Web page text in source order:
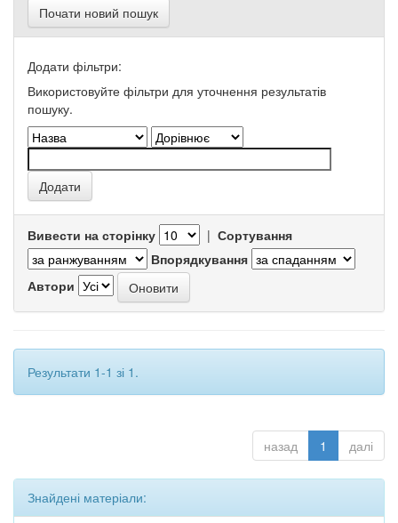
Почати новий пошук
Додати фільтри:
Використовуйте фільтри для уточнення результатів
пошуку.
Вивести на сторінку | Сортування
Впорядкування
Автори
Результати 1-1 зі 1.
назад 1 далі
Знайдені матеріали: